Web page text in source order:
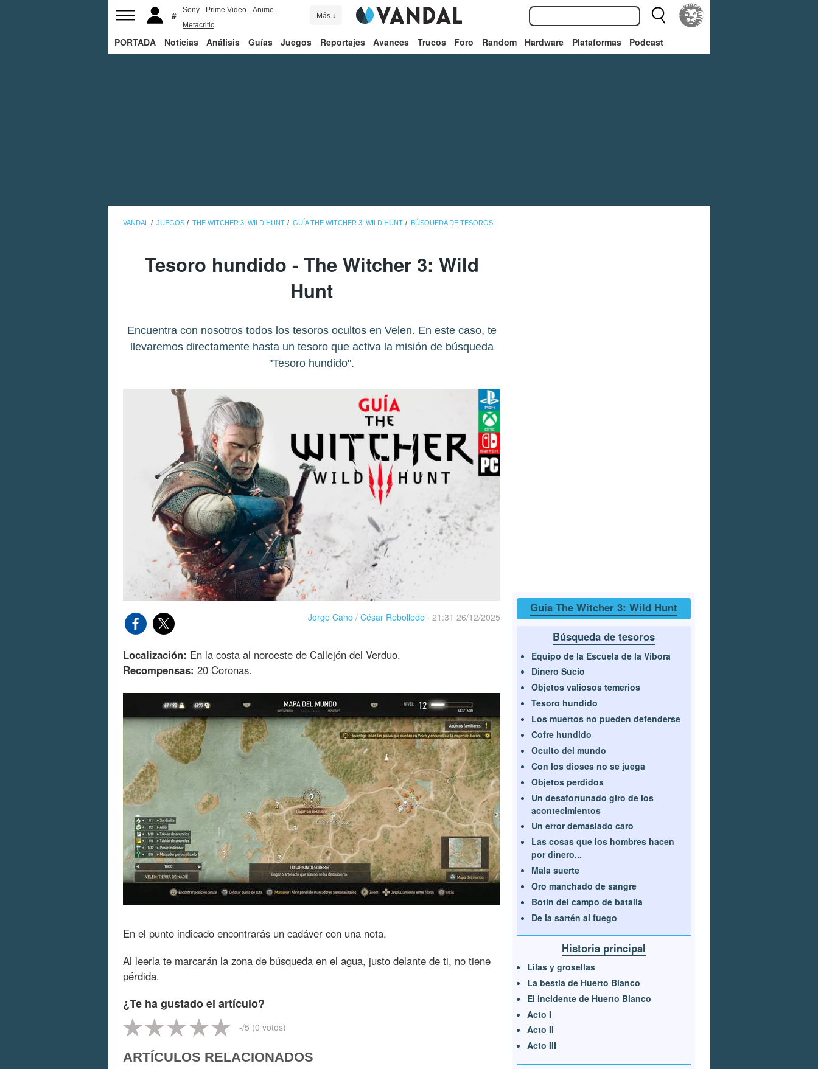
Sony Prime Video
Anime
Metacritic
Más ↓
PORTADA Noticias Análisis Guías Juegos Reportajes Avances Trucos Foro Random Hardware Plataformas Podcast
VANDAL JUEGOS THE WITCHER 3: WILD HUNT GUÍA THE WITCHER 3: WILD HUNT BÚSQUEDA DE TESOROS
Tesoro hundido - The Witcher 3: Wild
Hunt
Encuentra con nosotros todos los tesoros ocultos en Velen. En este caso, te
llevaremos directamente hasta un tesoro que activa la misión de búsqueda
"Tesoro hundido".
Jorge Cano / César Rebolledo · 21:31 26/12/2025
Localización: En la costa al noroeste de Callejón del Verduo.
Recompensas: 20 Coronas.
En el punto indicado encontrarás un cadáver con una nota.
Al leerla te marcarán la zona de búsqueda en el agua, justo delante de ti, no tiene
pérdida.
¿Te ha gustado el artículo?
-/5 (0 votos)
ARTÍCULOS RELACIONADOS
Guía The Witcher 3: Wild Hunt
Búsqueda de tesoros
Equipo de la Escuela de la Víbora
Dinero Sucio
Objetos valiosos temerios
Tesoro hundido
Los muertos no pueden defenderse
Cofre hundido
Oculto del mundo
Con los dioses no se juega
Objetos perdidos
Un desafortunado giro de los
acontecimientos
Un error demasiado caro
Las cosas que los hombres hacen
por dinero...
Mala suerte
Oro manchado de sangre
Botín del campo de batalla
De la sartén al fuego
Historia principal
Lilas y grosellas
La bestia de Huerto Blanco
El incidente de Huerto Blanco
Acto I
Acto II
Acto III